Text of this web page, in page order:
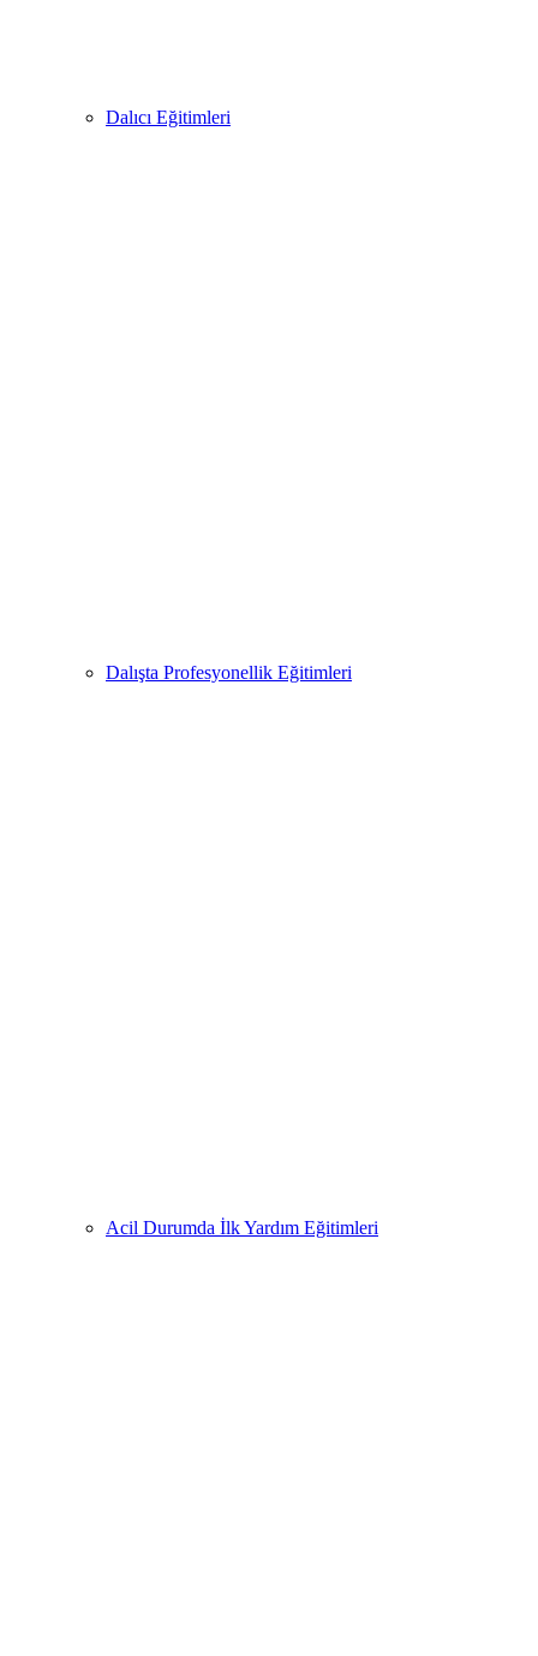
Dalıcı Eğitimleri
Dalışta Profesyonellik Eğitimleri
Acil Durumda İlk Yardım Eğitimleri